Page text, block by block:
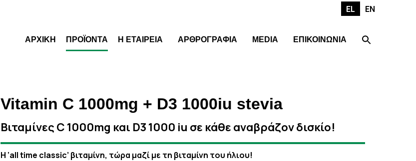
EL EN
ΑΡΧΙΚΗ ΠΡΟΪΟΝΤΑ Η ΕΤΑΙΡΕΙΑ ΑΡΘΡΟΓΡΑΦΙΑ MEDIA ΕΠΙΚΟΙΝΩΝΙΑ
Vitamin C 1000mg + D3 1000iu stevia
Βιταμίνες C 1000mg και D3 1000 iu σε κάθε αναβράζον δισκίο!
Η ‘all time classic’ βιταμίνη, τώρα μαζί με τη βιταμίνη του ήλιου!